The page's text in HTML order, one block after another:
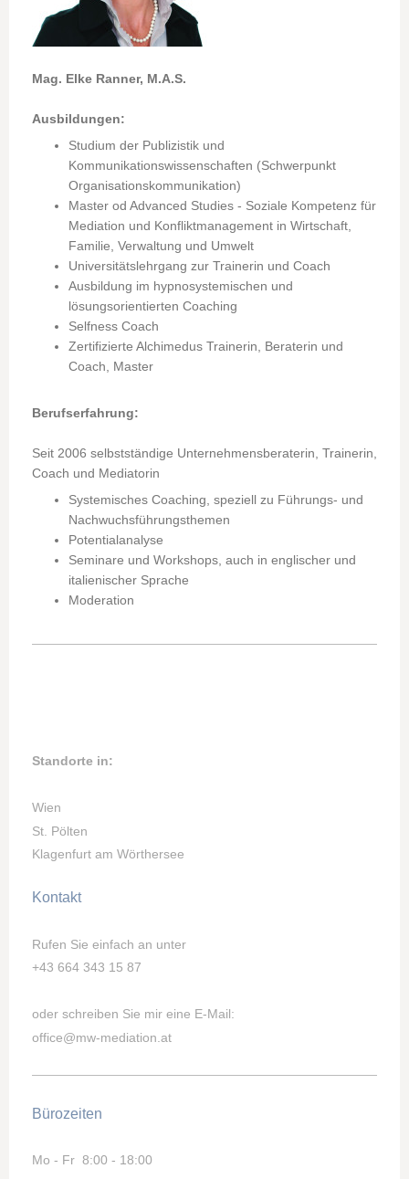
Mag. Elke Ranner, M.A.S.
Ausbildungen:
Studium der Publizistik und
Kommunikationswissenschaften (Schwerpunkt
Organisationskommunikation)
Master od Advanced Studies - Soziale Kompetenz für
Mediation und Konfliktmanagement in Wirtschaft,
Familie, Verwaltung und Umwelt
Universitätslehrgang zur Trainerin und Coach
Ausbildung im hypnosystemischen und
lösungsorientierten Coaching
Selfness Coach
Zertifizierte Alchimedus Trainerin, Beraterin und
Coach, Master
Berufserfahrung:
Seit 2006 selbstständige Unternehmensberaterin, Trainerin,
Coach und Mediatorin
Systemisches Coaching, speziell zu Führungs- und
Nachwuchsführungsthemen
Potentialanalyse
Seminare und Workshops, auch in englischer und
italienischer Sprache
Moderation
Standorte in:
Wien
St. Pölten
Klagenfurt am Wörthersee
Kontakt
Rufen Sie einfach an unter
+43 664 343 15 87
oder schreiben Sie mir eine E-Mail:
office@mw-mediation.at
Bürozeiten
Mo - Fr 8:00 - 18:00